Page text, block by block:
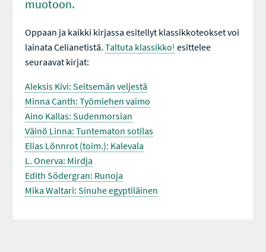
muotoon.
Oppaan ja kaikki kirjassa esitellyt klassikkoteokset voi
lainata Celianetistä.Taltuta klassikko! esittelee
seuraavat kirjat:
Aleksis Kivi: Seitsemän veljestä
Minna Canth: Työmiehen vaimo
Aino Kallas: Sudenmorsian
Väinö Linna: Tuntematon sotilas
Elias Lönnrot (toim.): Kalevala
L. Onerva: Mirdja
Edith Södergran: Runoja
Mika Waltari: Sinuhe egyptiläinen